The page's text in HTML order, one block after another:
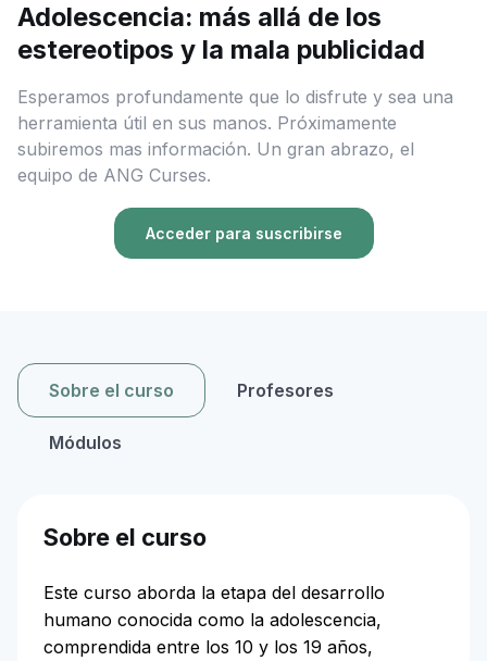
Adolescencia: más allá de los
estereotipos y la mala publicidad
Esperamos profundamente que lo disfrute y sea una
herramienta útil en sus manos. Próximamente
subiremos mas información. Un gran abrazo, el
equipo de ANG Curses.
Acceder para suscribirse
Sobre el curso Profesores
Módulos
Sobre el curso
Este curso aborda la etapa del desarrollo
humano conocida como la adolescencia,
comprendida entre los 10 y los 19 años,